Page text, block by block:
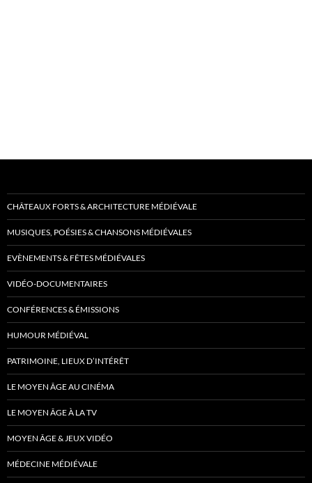
CHÂTEAUX FORTS & ARCHITECTURE MÉDIÉVALE
MUSIQUES, POÉSIES & CHANSONS MÉDIÉVALES
EVÈNEMENTS & FÊTES MÉDIÉVALES
VIDÉO-DOCUMENTAIRES
CONFÉRENCES & ÉMISSIONS
HUMOUR MÉDIÉVAL
PATRIMOINE, LIEUX D’INTÉRÊT
LE MOYEN ÂGE AU CINÉMA
LE MOYEN ÂGE À LA TV
MOYEN ÂGE & JEUX VIDÉO
MÉDECINE MÉDIÉVALE